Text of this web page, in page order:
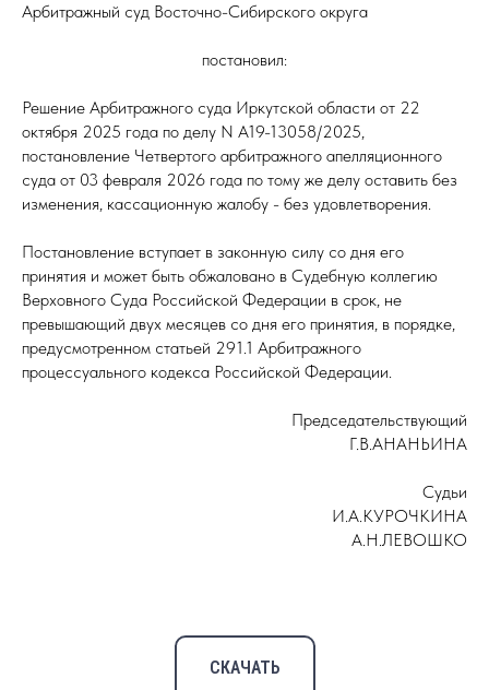
Арбитражный суд Восточно-Сибирского округа
постановил:
Решение Арбитражного суда Иркутской области от 22
октября 2025 года по делу N А19-13058/2025,
постановление Четвертого арбитражного апелляционного
суда от 03 февраля 2026 года по тому же делу оставить без
изменения, кассационную жалобу - без удовлетворения.
Постановление вступает в законную силу со дня его
принятия и может быть обжаловано в Судебную коллегию
Верховного Суда Российской Федерации в срок, не
превышающий двух месяцев со дня его принятия, в порядке,
предусмотренном статьей 291.1 Арбитражного
процессуального кодекса Российской Федерации.
Председательствующий
Г.В.АНАНЬИНА
Судьи
И.А.КУРОЧКИНА
А.Н.ЛЕВОШКО
СКАЧАТЬ